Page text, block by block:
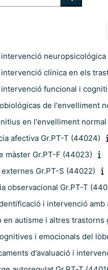
Cerca
clínica en els
funcional i
de l'envelliment
en l'envelliment
afectiva Gr.PT-T (44024)
màster Gr.PT-F (44023)
Gr.PT-S (44022)
observacional Gr.PT-T
i intervenció
autisme i altres
i emocionals del
d'avaluació i